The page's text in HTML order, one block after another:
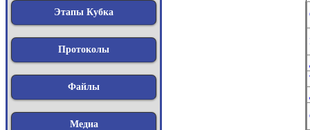
Этапы Кубка
Протоколы
Файлы
Медиа